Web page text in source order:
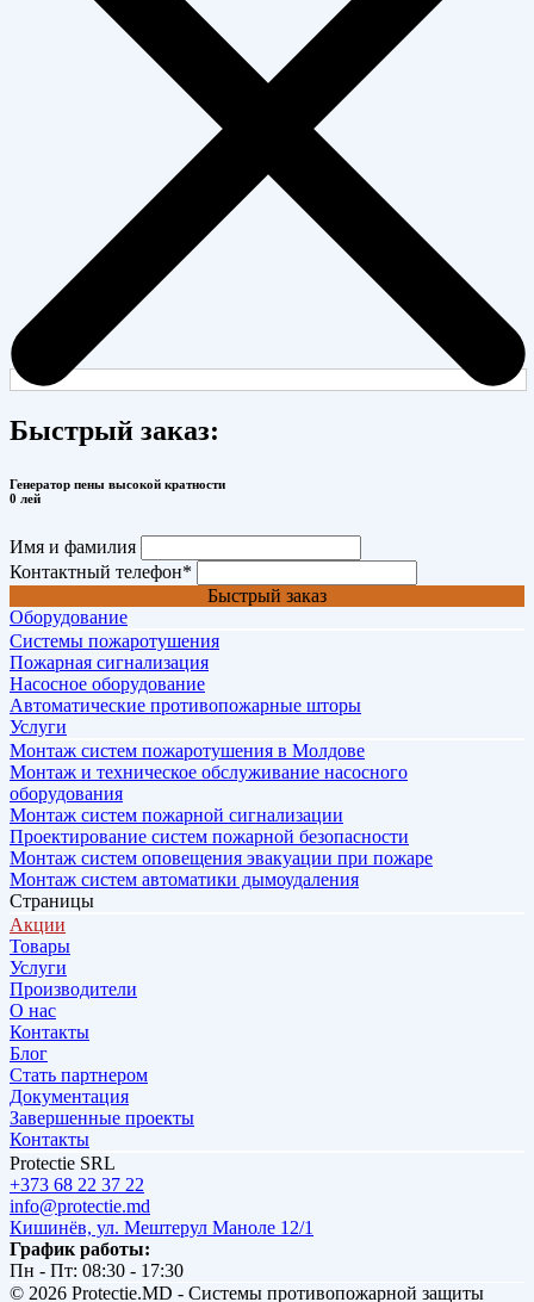
Быстрый заказ:
Генератор пены высокой кратности
0 лей
Имя и фамилия
Контактный телефон*
Быстрый заказ
Оборудование
Системы пожаротушения
Пожарная сигнализация
Насосное оборудование
Автоматические противопожарные шторы
Услуги
Монтаж систем пожаротушения в Молдове
Монтаж и техническое обслуживание насосного
оборудования
Монтаж систем пожарной сигнализации
Проектирование систем пожарной безопасности
Монтаж систем оповещения эвакуации при пожаре
Монтаж систем автоматики дымоудаления
Страницы
Акции
Товары
Услуги
Производители
О нас
Контакты
Блог
Стать партнером
Документация
Завершенные проекты
Контакты
Protectie SRL
+373 68 22 37 22
info@protectie.md
Кишинёв, ул. Мештерул Маноле 12/1
График работы:
Пн - Пт: 08:30 - 17:30
© 2026 Protectie.MD - Системы противопожарной защиты